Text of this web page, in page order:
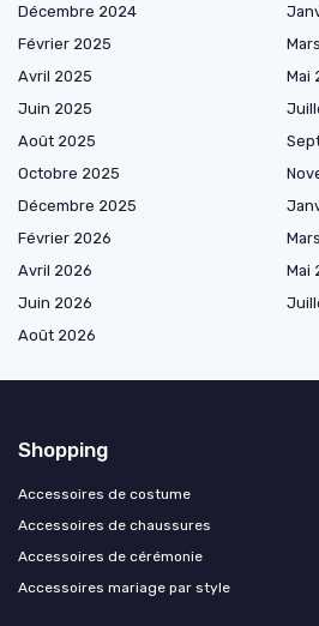
Décembre 2024
Février 2025
Avril 2025
Mai
Juin 2025
Août 2025
Octobre 2025
Décembre 2025
Février 2026
Avril 2026
Mai
Juin 2026
Août 2026
Shopping
Accessoires de costume
Accessoires de chaussures
Accessoires de cérémonie
Accessoires mariage par style